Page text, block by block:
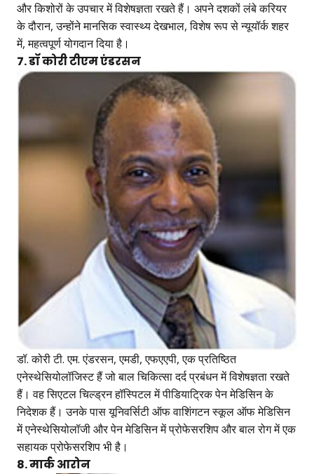
और किशोरों के उपचार में विशेषज्ञता रखते हैं। अपने दशकों लंबे करियर
के दौरान, उन्होंने मानसिक स्वास्थ्य देखभाल, विशेष रूप से न्यूयॉर्क शहर
में, महत्वपूर्ण योगदान दिया है।
7. डॉ कोरी टीएम एंडरसन
डॉ. कोरी टी. एम. एंडरसन, एमडी, एफएएपी, एक प्रतिष्ठित
एनेस्थेसियोलॉजिस्ट हैं जो बाल चिकित्सा दर्द प्रबंधन में विशेषज्ञता रखते
हैं। वह सिएटल चिल्ड्रन हॉस्पिटल में पीडियाट्रिक पेन मेडिसिन के
निदेशक हैं। उनके पास यूनिवर्सिटी ऑफ वाशिंगटन स्कूल ऑफ मेडिसिन
में एनेस्थेसियोलॉजी और पेन मेडिसिन में प्रोफेसरशिप और बाल रोग में एक
सहायक प्रोफेसरशिप भी है।
8. मार्क आरोन